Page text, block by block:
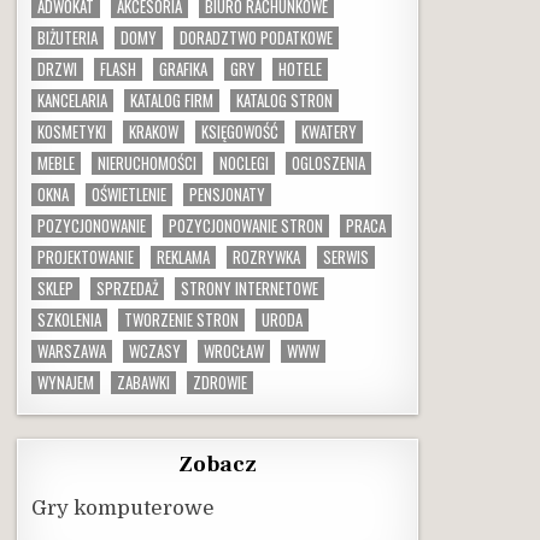
ADWOKAT AKCESORIA
BIURO RACHUNKOWE
BIŻUTERIA
DOMY
DORADZTWO PODATKOWE
DRZWI
FLASH GRAFIKA GRY
HOTELE
KANCELARIA
KATALOG FIRM
KATALOG STRON
KOSMETYKI
KRAKOW KSIĘGOWOŚĆ
KWATERY
MEBLE
NIERUCHOMOŚCI NOCLEGI
OGLOSZENIA
OKNA
OŚWIETLENIE
PENSJONATY
POZYCJONOWANIE
POZYCJONOWANIE STRON
PRACA
PROJEKTOWANIE
REKLAMA ROZRYWKA
SERWIS
SKLEP
SPRZEDAŻ
STRONY INTERNETOWE
SZKOLENIA
TWORZENIE STRON
URODA
WARSZAWA
WCZASY WROCŁAW
WWW
WYNAJEM
ZABAWKI ZDROWIE
Zobacz
Gry komputerowe